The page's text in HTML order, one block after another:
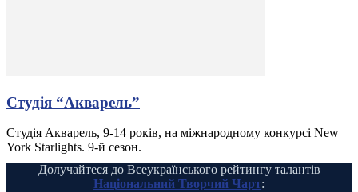
Студія “Акварель”
Студія Акварель, 9-14 років, на міжнародному конкурсі New
York Starlights. 9-й сезон.
Долучайтеся до Всеукраїнського рейтингу талантів
Національний Творчий Чарт: